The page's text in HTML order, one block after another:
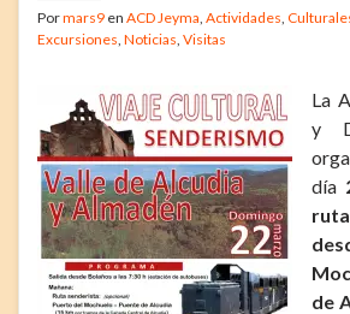
Pormars9 en ACD Jeyma Actividades
Excursiones Noticias Visitas
La
y
día
de